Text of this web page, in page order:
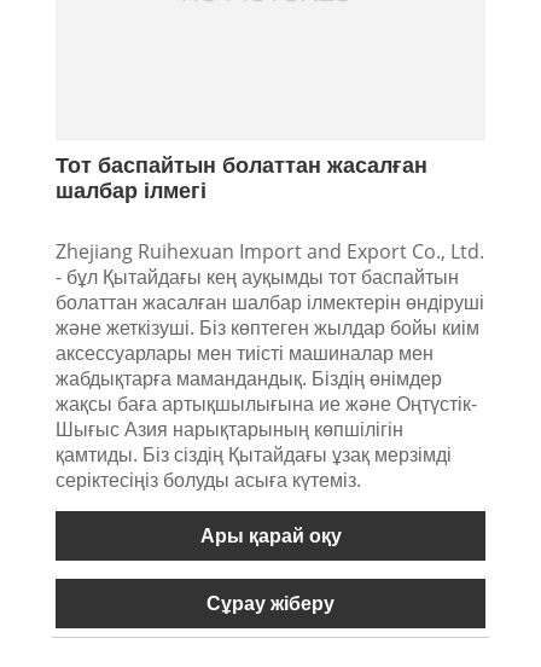
Тот баспайтын болаттан жасалған
шалбар ілмегі
Zhejiang Ruihexuan Import and Export Co., Ltd.
- бұл Қытайдағы кең ауқымды тот баспайтын
болаттан жасалған шалбар ілмектерін өндіруші
және жеткізуші. Біз көптеген жылдар бойы киім
аксессуарлары мен тиісті машиналар мен
жабдықтарға мамандандық. Біздің өнімдер
жақсы баға артықшылығына ие және Оңтүстік-
Шығыс Азия нарықтарының көпшілігін
қамтиды. Біз сіздің Қытайдағы ұзақ мерзімді
серіктесіңіз болуды асыға күтеміз.
Ары қарай оқу
Сұрау жіберу